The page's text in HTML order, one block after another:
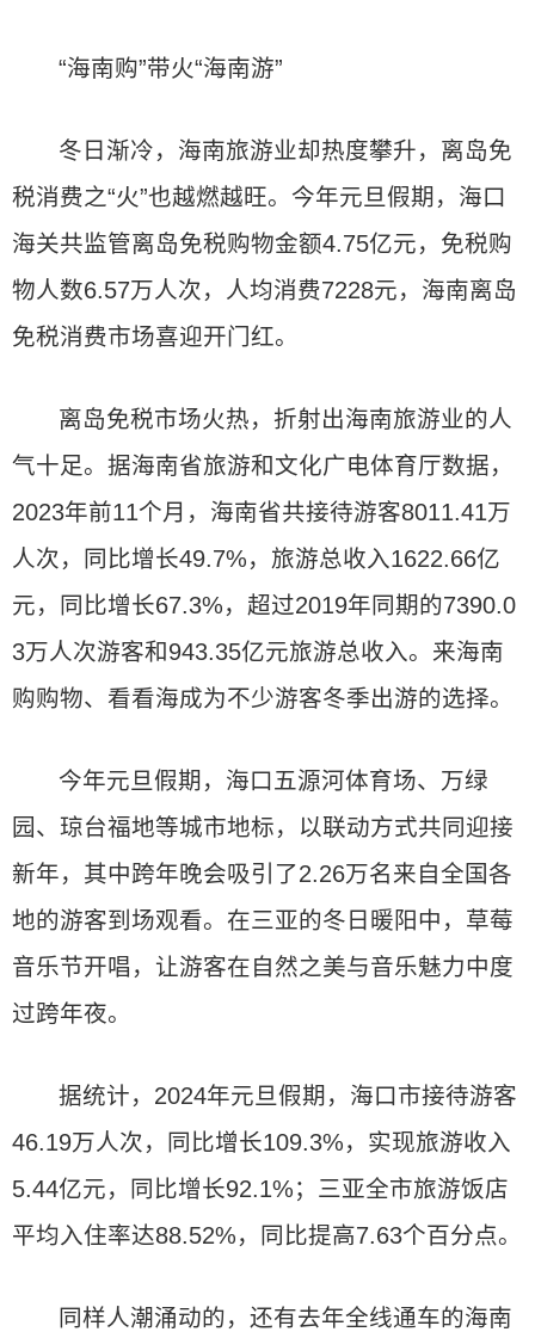
“海南购”带火“海南游”
冬日渐冷，海南旅游业却热度攀升，离岛免
税消费之“火”也越燃越旺。今年元旦假期，海口
海关共监管离岛免税购物金额4.75亿元，免税购
物人数6.57万人次，人均消费7228元，海南离岛
免税消费市场喜迎开门红。
离岛免税市场火热，折射出海南旅游业的人
气十足。据海南省旅游和文化广电体育厅数据，
2023年前11个月，海南省共接待游客8011.41万
人次，同比增长49.7%，旅游总收入1622.66亿
元，同比增长67.3%，超过2019年同期的7390.0
3万人次游客和943.35亿元旅游总收入。来海南
购购物、看看海成为不少游客冬季出游的选择。
今年元旦假期，海口五源河体育场、万绿
园、琼台福地等城市地标，以联动方式共同迎接
新年，其中跨年晚会吸引了2.26万名来自全国各
地的游客到场观看。在三亚的冬日暖阳中，草莓
音乐节开唱，让游客在自然之美与音乐魅力中度
过跨年夜。
据统计，2024年元旦假期，海口市接待游客
46.19万人次，同比增长109.3%，实现旅游收入
5.44亿元，同比增长92.1%；三亚全市旅游饭店
平均入住率达88.52%，同比提高7.63个百分点。
同样人潮涌动的，还有去年全线通车的海南